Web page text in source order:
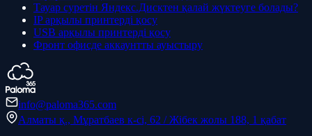
Тауар суретін Яндекс.Дисктен қалай жүктеуге болады?
IP арқылы принтерді қосу
USB арқылы принтерді қосу
Фронт офисде аккаунтты ауыстыру
info@paloma365.com
Алматы қ., Мұратбаев к-сі, 62 / Жібек жолы 188, 1 қабат